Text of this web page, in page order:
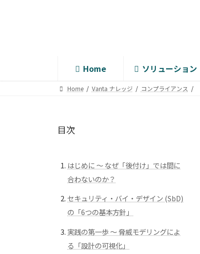
Home ソリューション
Home Vanta ナレッジ コンプライアンス
目次
はじめに ～ なぜ「後付け」では間に
合わないのか？
セキュリティ・バイ・デザイン (SbD)
の「6つの基本方針」
実践の第一歩 ～ 脅威モデリングによ
る「設計の可視化」